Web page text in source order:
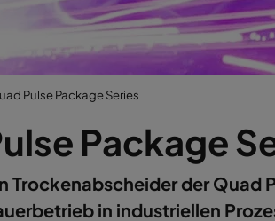
Pulse Package Series
Package
Trockenabscheider der Quad
in industriellen